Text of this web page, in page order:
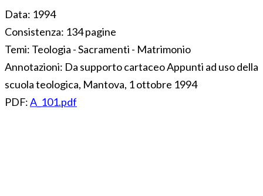
Data: 1994
Consistenza: 134 pagine
Temi: Teologia - Sacramenti - Matrimonio
Annotazioni: Da supporto cartaceo Appunti ad uso della
scuola teologica, Mantova, 1 ottobre 1994
PDF:A_101.pdf